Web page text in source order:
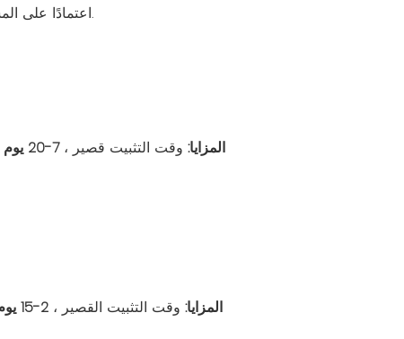
S ، اعتمادًا على المشروع ، يحتاج مكتب حاوية واحد فقط إلى يوم واحد لإكمال التثبيت.
المزايا: وقت التثبيت قصير ،7-20 يوم
المزايا: وقت التثبيت القصير ، 2-15 يوم